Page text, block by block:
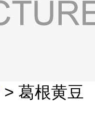
> 葛根黄豆